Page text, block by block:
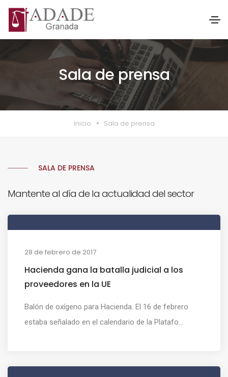
Sala de prensa
Inicio Sala de prensa
SALA DE PRENSA
Mantente al día de la actualidad del sector
28 de febrero de 2017
Hacienda gana la batalla judicial a los
proveedores en la UE
Balón de oxígeno para Hacienda. El 16 de febrero
estaba señalado en el calendario de la Platafo...